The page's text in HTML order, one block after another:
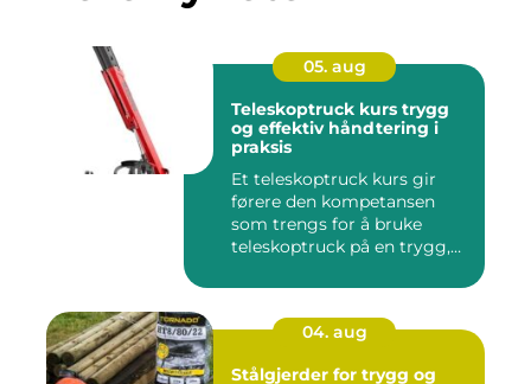
05. aug
Teleskoptruck kurs trygg
og effektiv håndtering i
praksis
Et teleskoptruck kurs gir
førere den kompetansen
som trengs for å bruke
teleskoptruck på en trygg,
04. aug
Stålgjerder for trygg og